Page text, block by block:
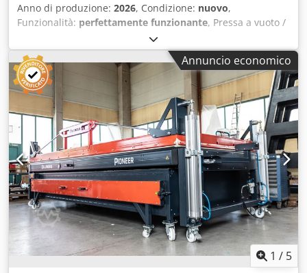
Anno di produzione: 2026, Condizione: nuovo,
Funzionalità: perfettamente funzionante, Pressa a vuoto /
Pressa a membrana “Columbus Infinity” (Sistema di presse
a vuoto per lunghezze speciali con area utile liberamente
definibile) – inclusi manuale Master digitale e assistenza IA
su tablet per un avvio sicuro e risultati riproducibili. La
COLUMBUS Infinity è un sistema di pressa a vuoto specifico
per applicazioni che richiedono superfici di lavoro
particolarmente lunghe. La macchina può essere
configurata, su richiesta, nella lunghezza desiderata
dall’utente ed è ideale soprattutto per pressature speciali,
pezzi lunghi e applicazioni in serie con elevata
produttività. Il principio Infinity, che dà il nome alla
macchina, permette di estendere in modo molto efficiente
l’area utile in lunghezza. In combinazione con il sistema
Rolling-Membrane e l’aspirazione multi-zona, la macchina
offre grande flessibilità e un controllo preciso del vuoto.
Solo l’area utilizzata viene effettivamente sottoposta a
vuoto, risparmiando energia e consentendo un controllo di
Annuncio economico
1 / 5